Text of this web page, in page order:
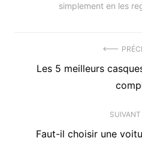
simplement en les
Précédent
Les 5 meilleurs
SUIVANT
ArticleFaut-il choisir une